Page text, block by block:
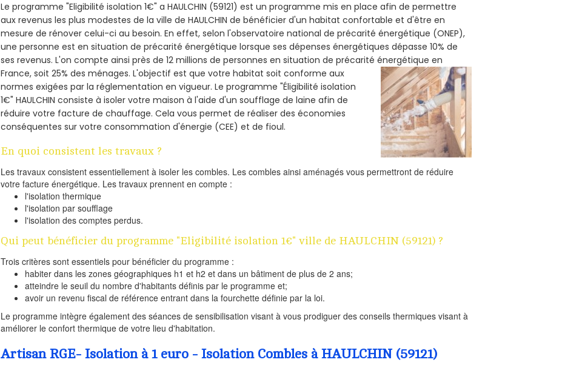
Le programme "Eligibilité isolation 1€" a HAULCHIN (59121) est un programme mis en place afin de permettre
aux revenus les plus modestes de la ville de HAULCHIN de bénéficier d'un habitat confortable et d'être en
mesure de rénover celui-ci au besoin. En effet, selon l'observatoire national de précarité énergétique (ONEP),
une personne est en situation de précarité énergétique lorsque ses dépenses énergétiques dépasse 10% de
ses revenus. L'on compte ainsi près de 12 millions de personnes en situation de précarité énergétique en
France, soit 25% des ménages.L'objectif est que votre habitat soit conforme aux
normes exigées par la réglementation en vigueur. Le programme "Éligibilité isolation
1€" HAULCHIN consiste à isoler votre maison à l'aide d'un soufflage de laine afin de
réduire votre facture de chauffage. Cela vous permet de réaliser des économies
conséquentes sur votre consommation d'énergie (CEE) et de fioul.
En quoi consistent les travaux ?
Les travaux consistent essentiellement à isoler les combles. Les combles ainsi aménagés vous permettront de réduire
votre facture énergétique. Les travaux prennent en compte :
l'isolation thermique
l'isolation par soufflage
l'isolation des comptes perdus.
Qui peut bénéficier du programme "Eligibilité isolation 1€" ville de HAULCHIN (59121) ?
Trois critères sont essentiels pour bénéficier du programme :
habiter dans les zones géographiques h1 et h2 et dans un bâtiment de plus de 2 ans;
atteindre le seuil du nombre d'habitants définis par le programme et;
avoir un revenu fiscal de référence entrant dans la fourchette définie par la loi.
Le programme intègre également des séances de sensibilisation visant à vous prodiguer des conseils thermiques visant à
améliorer le confort thermique de votre lieu d'habitation.
Artisan RGE- Isolation à 1 euro - Isolation Combles à HAULCHIN (59121)